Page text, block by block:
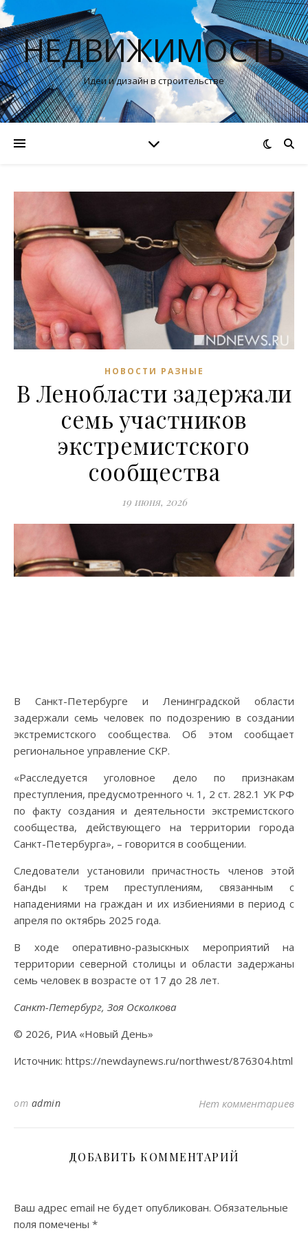
НЕДВИЖИМОСТЬ
Идеи и дизайн в строительстве
НОВОСТИ РАЗНЫЕ
В Ленобласти задержали
семь участников
экстремистского
сообщества
19 июня, 2026
В Санкт-Петербурге и Ленинградской области
задержали семь человек по подозрению в создании
экстремистского сообщества. Об этом сообщает
региональное управление СКР.
«Расследуется уголовное дело по признакам
преступления, предусмотренного ч. 1, 2 ст. 282.1 УК РФ
по факту создания и деятельности экстремистского
сообщества, действующего на территории города
Санкт-Петербурга», – говорится в сообщении.
Следователи установили причастность членов этой
банды к трем преступлениям, связанным с
нападениями на граждан и их избиениями в период с
апреля по октябрь 2025 года.
В ходе оперативно-разыскных мероприятий на
территории северной столицы и области задержаны
семь человек в возрасте от 17 до 28 лет.
Санкт-Петербург, Зоя Осколкова
© 2026, РИА «Новый День»
Источник: https://newdaynews.ru/northwest/876304.html
от admin Нет комментариев
ДОБАВИТЬ КОММЕНТАРИЙ
Ваш адрес email не будет опубликован. Обязательные
поля помечены *